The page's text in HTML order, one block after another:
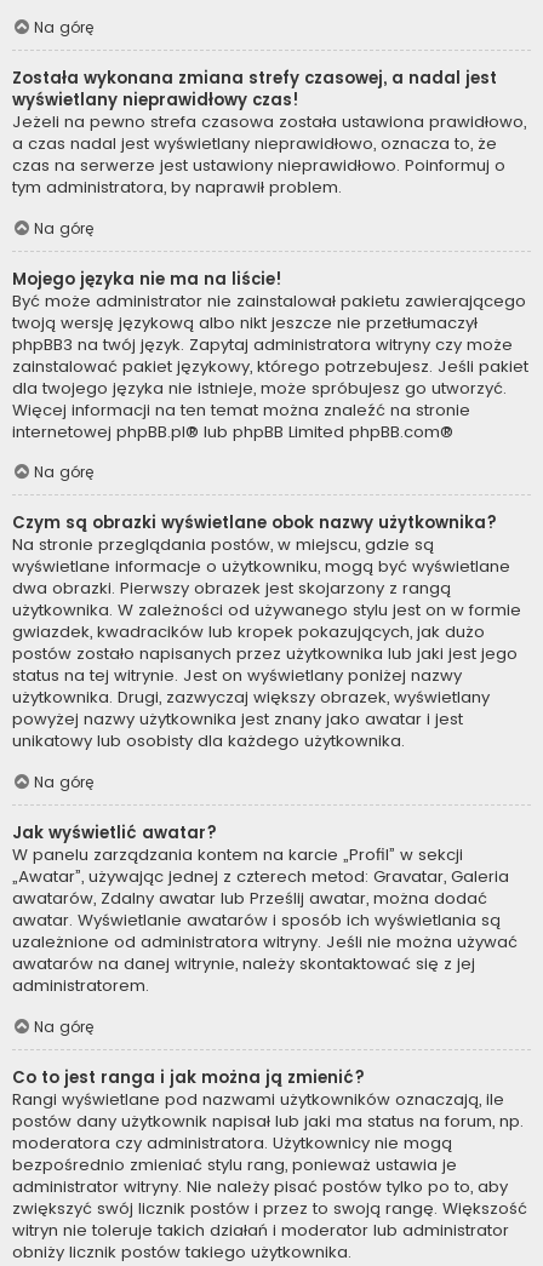
Na górę
Została wykonana zmiana strefy czasowej, a nadal jest
wyświetlany nieprawidłowy czas!
Jeżeli na pewno strefa czasowa została ustawiona prawidłowo,
a czas nadal jest wyświetlany nieprawidłowo, oznacza to, że
czas na serwerze jest ustawiony nieprawidłowo. Poinformuj o
tym administratora, by naprawił problem.
Na górę
Mojego języka nie ma na liście!
Być może administrator nie zainstalował pakietu zawierającego
twoją wersję językową albo nikt jeszcze nie przetłumaczył
phpBB3 na twój język. Zapytaj administratora witryny czy może
zainstalować pakiet językowy, którego potrzebujesz. Jeśli pakiet
dla twojego języka nie istnieje, może spróbujesz go utworzyć.
Więcej informacji na ten temat można znaleźć na stronie
internetowej phpBB.pl® lub phpBB Limited phpBB.com®
Na górę
Czym są obrazki wyświetlane obok nazwy użytkownika?
Na stronie przeglądania postów, w miejscu, gdzie są
wyświetlane informacje o użytkowniku, mogą być wyświetlane
dwa obrazki. Pierwszy obrazek jest skojarzony z rangą
użytkownika. W zależności od używanego stylu jest on w formie
gwiazdek, kwadracików lub kropek pokazujących, jak dużo
postów zostało napisanych przez użytkownika lub jaki jest jego
status na tej witrynie. Jest on wyświetlany poniżej nazwy
użytkownika. Drugi, zazwyczaj większy obrazek, wyświetlany
powyżej nazwy użytkownika jest znany jako awatar i jest
unikatowy lub osobisty dla każdego użytkownika.
Na górę
Jak wyświetlić awatar?
W panelu zarządzania kontem na karcie „Profil” w sekcji
„Awatar”, używając jednej z czterech metod: Gravatar, Galeria
awatarów, Zdalny awatar lub Prześlij awatar, można dodać
awatar. Wyświetlanie awatarów i sposób ich wyświetlania są
uzależnione od administratora witryny. Jeśli nie można używać
awatarów na danej witrynie, należy skontaktować się z jej
administratorem.
Na górę
Co to jest ranga i jak można ją zmienić?
Rangi wyświetlane pod nazwami użytkowników oznaczają, ile
postów dany użytkownik napisał lub jaki ma status na forum, np.
moderatora czy administratora. Użytkownicy nie mogą
bezpośrednio zmieniać stylu rang, ponieważ ustawia je
administrator witryny. Nie należy pisać postów tylko po to, aby
zwiększyć swój licznik postów i przez to swoją rangę. Większość
witryn nie toleruje takich działań i moderator lub administrator
obniży licznik postów takiego użytkownika.